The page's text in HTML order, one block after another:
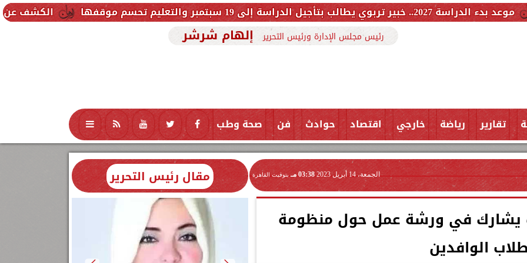
الكشف عن شروط الزمالك موقفها
رئيس مجلس الإدارة ورئيس التحرير إلهام شرشر
تقارير رياضة خارجي اقتصاد حوادث فن صحة وطب تكنولوجيا منوعات محافظات
الجمعة، 14 أبريل 2023 03:38 مـ بتوقيت القاهرة
في ورشة عمل حول منظومة
الوافدين
مقال رئيس التحرير